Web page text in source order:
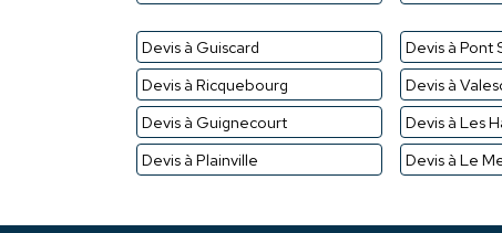
Devis à Guiscard Devis à Pont
Devis à Ricquebourg
Devis à
Devis à Guignecourt
Devis à Les
Devis à Plainville
Devis à Le